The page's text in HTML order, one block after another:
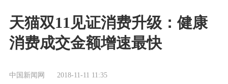
天猫双11见证消费升级：健康
消费成交金额增速最快
中国新闻网 2018-11-11 11:35